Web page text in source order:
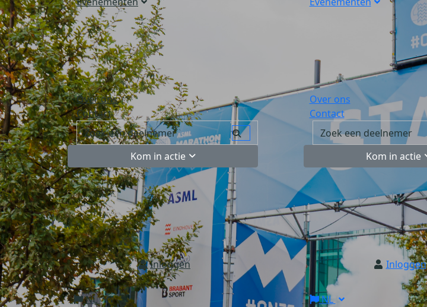
Over ons
Contact
Kom in actie
Inloggen
NL
Over ons
Contact
Kom in actie
Inloggen
NL